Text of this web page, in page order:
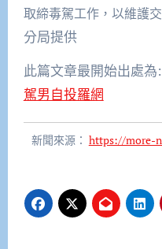
取締毒駕工作，以維護
分局提供
此篇文章最開始出處為:
駕男自投羅網
新聞來源： https://more-